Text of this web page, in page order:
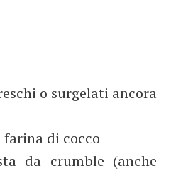
o surgelati ancora
farina di cocco
da crumble (anche